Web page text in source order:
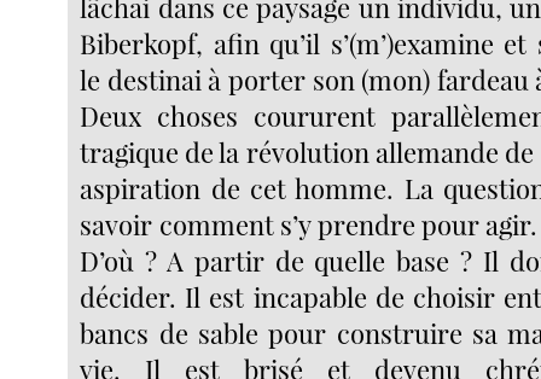
Biberkopf, afin qu’il s’(m’)examine et
le destinai à porter son (mon)
Deux choses coururent
tragique de la révolution allemande de
aspiration de cet homme. La
savoir comment s’y prendre pour
D’où ? A partir de quelle base ? Il
décider. Il est incapable de choisir
bancs de sable pour construire sa
vie. Il est brisé et devenu